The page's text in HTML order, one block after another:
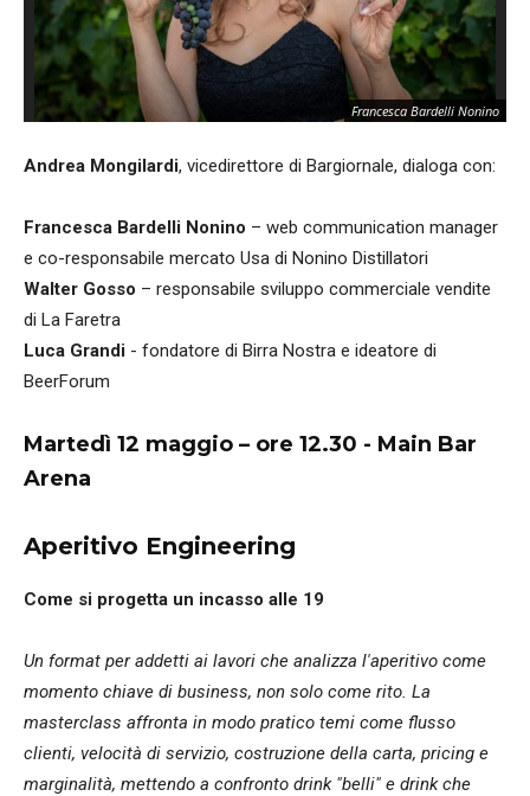
Francesca Bardelli Nonino
Andrea Mongilardi, vicedirettore di Bargiornale, dialoga con:
Francesca Bardelli Nonino – web communication manager
e co-responsabile mercato Usa di Nonino Distillatori
Walter Gosso – responsabile sviluppo commerciale vendite
di La Faretra
Luca Grandi - fondatore di Birra Nostra e ideatore di
BeerForum
Martedì 12 maggio – ore 12.30 - Main Bar
Arena
Aperitivo Engineering
Come si progetta un incasso alle 19
Un format per addetti ai lavori che analizza l'aperitivo come
momento chiave di business, non solo come rito. La
masterclass affronta in modo pratico temi come flusso
clienti, velocità di servizio, costruzione della carta, pricing e
marginalità, mettendo a confronto drink "belli" e drink che